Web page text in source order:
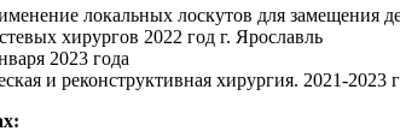
локальных лоскутов для замещения
хирургов 2022 год г. Ярославль
2023 года
и реконструктивная хирургия. 2021-2023